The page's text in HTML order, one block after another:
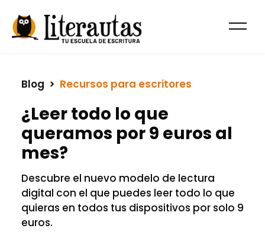
Blog
  >
Recursos para escritores
¿Leer todo lo que
queramos por 9 euros al
mes?
Descubre el nuevo modelo de lectura
digital con el que puedes leer todo lo que
quieras en todos tus dispositivos por solo 9
euros.